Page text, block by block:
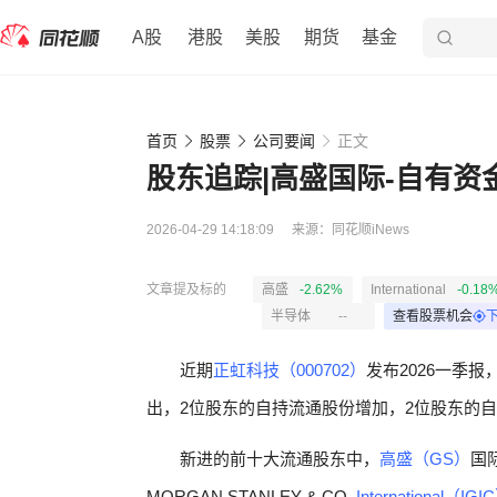
A股 港股 美股 期货 基金
首页 股票 公司要闻 正文
股东追踪|高盛国际-自有资
2026-04-29 14:18:09 来源： 同花顺iNews
文章提及标的 高盛 -2.62% International
-
半导体
-- 查看股票机会
近期正虹科技（000702） 发布2026一季报
出，2位股东的自持流通股份增加，2位股东的
新进的前十大流通股东中， 高盛（GS）
国